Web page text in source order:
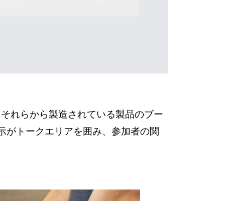
れらから製造されている製品のブー
がトークエリアを囲み、参加者の関